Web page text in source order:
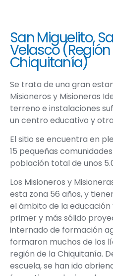
San Miguelito,
Velasco
Chiquitanía)
Se trata de una gran
Misioneros y Misioneras
terreno e instalaciones
un centro educativo y
El sitio se encuentra en
15 pequeñas
población total de unos
Los Misioneros y
esta zona 56 años, y
el ámbito de la educación
primer y más sólido
internado de formación
formaron muchos de los
región de la Chiquitanía.
escuela, se han ido